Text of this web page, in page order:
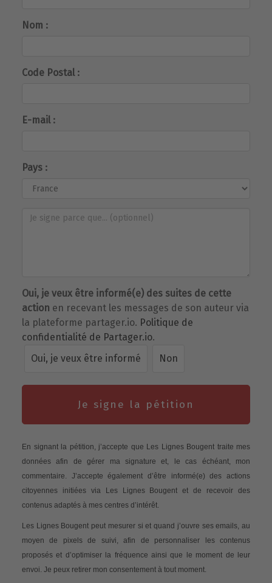
Nom :
Code Postal :
E-mail :
Pays :
Oui, je veux être informé(e) des suites de cette
action en recevant les messages de son auteur via
la plateforme partager.io. Politique de
confidentialité de Partager.io.
Oui, je veux être informé
Non
Je signe la pétition
En signant la pétition, j’accepte que Les Lignes Bougent traite mes
données afin de gérer ma signature et, le cas échéant, mon
commentaire. J’accepte également d’être informé(e) des actions
citoyennes initiées via Les Lignes Bougent et de recevoir des
contenus adaptés à mes centres d’intérêt.
Les Lignes Bougent peut mesurer si et quand j’ouvre ses emails, au
moyen de pixels de suivi, afin de personnaliser les contenus
proposés et d’optimiser la fréquence ainsi que le moment de leur
envoi. Je peux retirer mon consentement à tout moment.